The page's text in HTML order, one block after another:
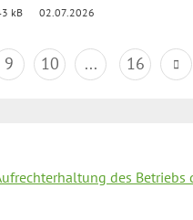
kB 02.07.2026
9 10 ... 16
des Betriebs